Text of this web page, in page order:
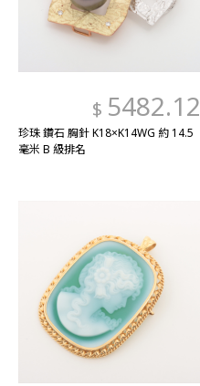
$ 5482.12
珍珠 鑽石 胸針 K18×K14WG 約 14.5
毫米 B 級排名